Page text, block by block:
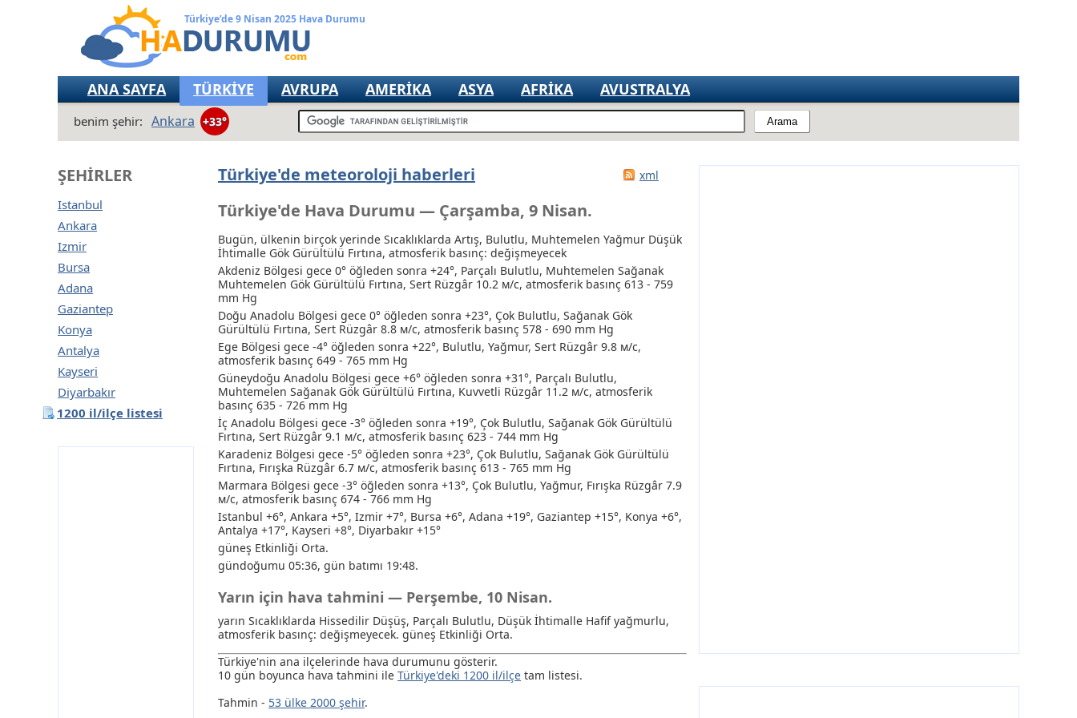
Türkiye’de 9 Nisan 2025 Hava Durumu
ANA SAYFA TÜRKİYE AVRUPA AMERIKA ASYA AFRIKA AVUSTRALYA
benim şehir: Ankara +33°
ŞEHIRLER
Istanbul
Ankara
Izmir
Bursa
Adana
Gaziantep
Konya
Antalya
Kayseri
Diyarbakır
1200 il/ilçe listesi
Türkiye'de meteoroloji haberleri xml
Türkiye'de Hava Durumu — Çarşamba, 9 Nisan.
Bugün, ülkenin birçok yerinde Sıcaklıklarda Artış, Bulutlu, Muhtemelen Yağmur Düşük
İhtimalle Gök Gürültülü Fırtına, atmosferik basınç: değişmeyecek
Akdeniz Bölgesi gece 0° öğleden sonra +24°, Parçalı Bulutlu, Muhtemelen Sağanak
Muhtemelen Gök Gürültülü Fırtına, Sert Rüzgâr 10.2 м/с, atmosferik basınç 613 - 759
mm Hg
Doğu Anadolu Bölgesi gece 0° öğleden sonra +23°, Çok Bulutlu, Sağanak Gök
Gürültülü Fırtına, Sert Rüzgâr 8.8 м/с, atmosferik basınç 578 - 690 mm Hg
Ege Bölgesi gece -4° öğleden sonra +22°, Bulutlu, Yağmur, Sert Rüzgâr 9.8 м/с,
atmosferik basınç 649 - 765 mm Hg
Güneydoğu Anadolu Bölgesi gece +6° öğleden sonra +31°, Parçalı Bulutlu,
Muhtemelen Sağanak Gök Gürültülü Fırtına, Kuvvetli Rüzgâr 11.2 м/с, atmosferik
basınç 635 - 726 mm Hg
İç Anadolu Bölgesi gece -3° öğleden sonra +19°, Çok Bulutlu, Sağanak Gök Gürültülü
Fırtına, Sert Rüzgâr 9.1 м/с, atmosferik basınç 623 - 744 mm Hg
Karadeniz Bölgesi gece -5° öğleden sonra +23°, Çok Bulutlu, Sağanak Gök Gürültülü
Fırtına, Fırışka Rüzgâr 6.7 м/с, atmosferik basınç 613 - 765 mm Hg
Marmara Bölgesi gece -3° öğleden sonra +13°, Çok Bulutlu, Yağmur, Fırışka Rüzgâr 7.9
м/с, atmosferik basınç 674 - 766 mm Hg
Istanbul +6°, Ankara +5°, Izmir +7°, Bursa +6°, Adana +19°, Gaziantep +15°, Konya +6°,
Antalya +17°, Kayseri +8°, Diyarbakır +15°
güneş Etkinliği Orta.
gündoğumu 05:36, gün batımı 19:48.
Yarın için hava tahmini — Perşembe, 10 Nisan.
yarın Sıcaklıklarda Hissedilir Düşüş, Parçalı Bulutlu, Düşük İhtimalle Hafif yağmurlu,
atmosferik basınç: değişmeyecek. güneş Etkinliği Orta.
Türkiye'nin ana ilçelerinde hava durumunu gösterir.
10 gün boyunca hava tahmini ile Türkiye'deki 1200 il/ilçe tam listesi.
Tahmin - 53 ülke 2000 şehir.